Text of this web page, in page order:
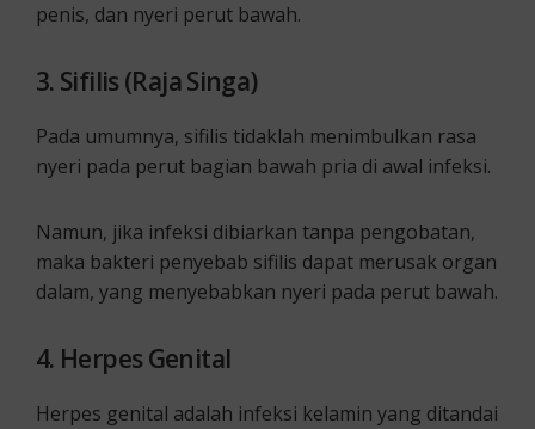
penis, dan nyeri perut bawah.
3. Sifilis (Raja Singa)
Pada umumnya, sifilis tidaklah menimbulkan rasa
nyeri pada perut bagian bawah pria di awal infeksi.
Namun, jika infeksi dibiarkan tanpa pengobatan,
maka bakteri penyebab sifilis dapat merusak organ
dalam, yang menyebabkan nyeri pada perut bawah.
4. Herpes Genital
Herpes genital adalah infeksi kelamin yang ditandai